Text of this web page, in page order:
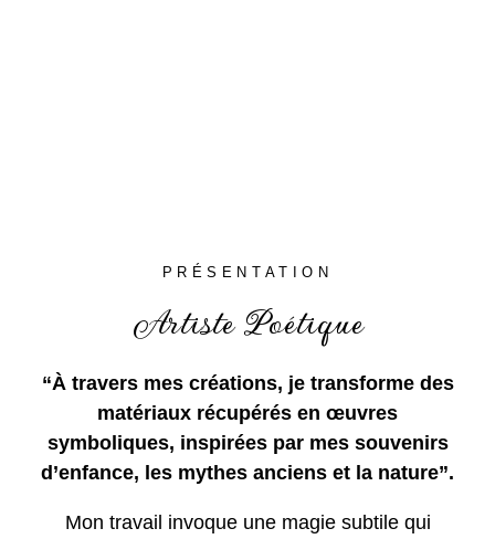
PRÉSENTATION
Artiste Poétique
“À travers mes créations, je transforme des
matériaux récupérés en œuvres
symboliques, inspirées par mes souvenirs
d’enfance, les mythes anciens et la nature”.
Mon travail invoque une magie subtile qui